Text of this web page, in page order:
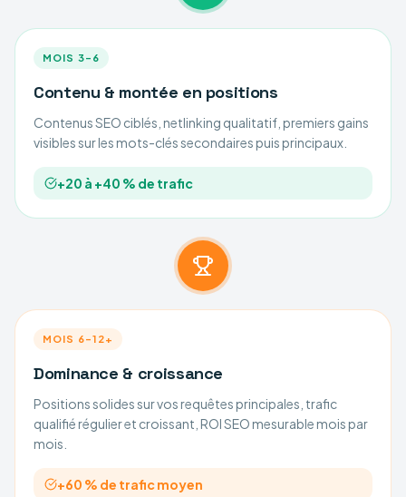
MOIS 3–6
Contenu & montée en positions
Contenus SEO ciblés, netlinking qualitatif, premiers gains
visibles sur les mots-clés secondaires puis principaux.
+20 à +40 % de trafic
MOIS 6–12+
Dominance & croissance
Positions solides sur vos requêtes principales, trafic
qualifié régulier et croissant, ROI SEO mesurable mois par
mois.
+60 % de trafic moyen